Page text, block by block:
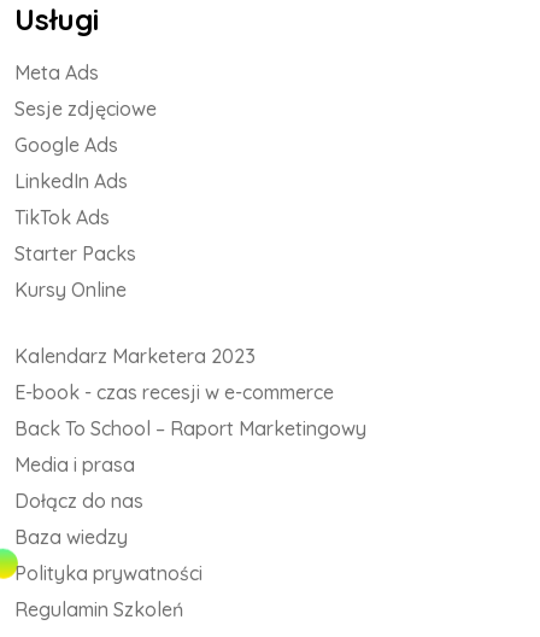
Usługi
Meta Ads
Sesje zdjęciowe
Google Ads
LinkedIn Ads
TikTok Ads
Starter Packs
Kursy Online
Kalendarz Marketera 2023
E-book - czas recesji w e-commerce
Back To School – Raport Marketingowy
Media i prasa
Dołącz do nas
Baza wiedzy
Polityka prywatności
Regulamin Szkoleń